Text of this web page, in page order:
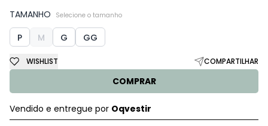
TAMANHO Selecione o tamanho
P M G GG
COMPRAR
WISHLIST COMPARTILHAR
Vendido e entregue por Oqvestir